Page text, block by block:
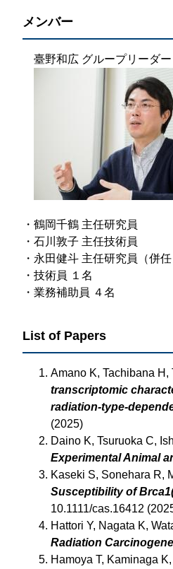
メンバー
臺野和広 グループリーダー
・鶴岡千鶴 主任研究員
・石川敦子 主任技術員
・永田健斗 主任研究員（併任
・技術員 １名
・業務補助員 ４名​
List of Papers
Amano K, Tachibana H,
transcriptomic
radiation-type-
(2025)
Daino K, Tsuruoka C,
Experimental Animal
Kaseki S, Sonehara R,
Susceptibility of
10.1111/cas.16412
Hattori Y, Nagata K,
Radiation
Hamoya T, Kaminaga